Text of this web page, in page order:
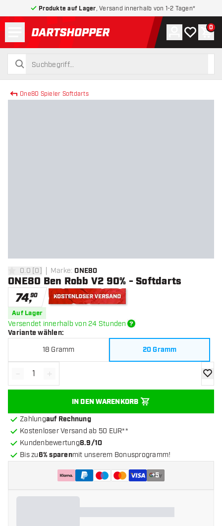
Produkte auf Lager , Versand innerhalb von 1-2 Tagen*
zurück zur Startseite
suchen
suchen
Konto
Meine 0
One80 Spieler Softdarts
0 Bewertungssterne
0.0 [0] Marke: ONE80
ONE80 Ben Robb V2 90% - Softdarts
74,90
Auf Lager
Versendet innerhalb von 24 Stunden
Variante wählen:
18 Gramm 20 Gramm
Menge verringern
- Menge erhöhen
+
IN DEN WARENKORB
Zur
Zahlungauf Rechnung
Kostenloser Versand ab 50 EUR**
Kundenbewertung8.9/10
Bis zu6% sparenmit unserem Bonusprogramm!
+5